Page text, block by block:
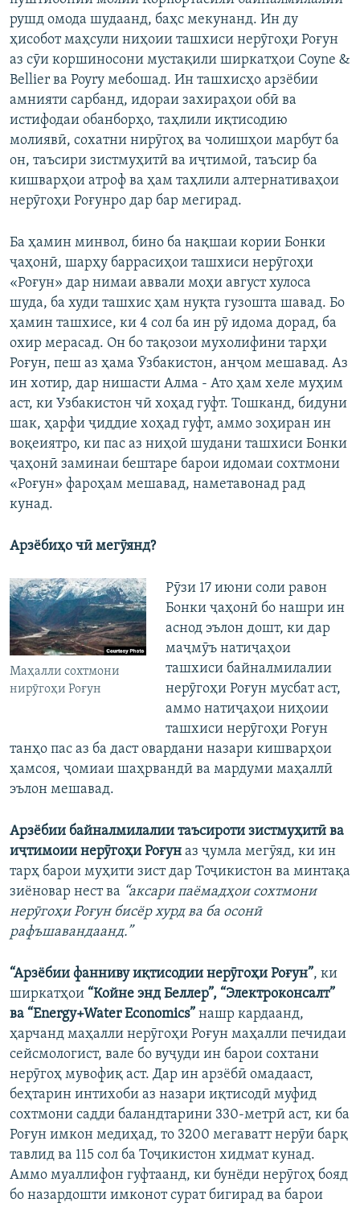
рушд омода шудаанд, баҳс мекунанд. Ин ду
ҳисобот маҳсули ниҳоии ташхиси нерӯгоҳи Роғун
аз сӯи коршиносони мустақили ширкатҳои Coyne &
Bellier ва Poyry мебошад. Ин ташхисҳо арзёбии
амнияти сарбанд, идораи захираҳои обӣ ва
истифодаи обанборҳо, таҳлили иқтисодию
молиявӣ, сохатни нирӯгоҳ ва чолишҳои марбут ба
он, таъсири зистмуҳитӣ ва иҷтимоӣ, таъсир ба
кишварҳои атроф ва ҳам таҳлили алтернативаҳои
нерӯгоҳи Роғунро дар бар мегирад.
Ба ҳамин минвол, бино ба нақшаи кории Бонки
ҷаҳонӣ, шарҳу баррасиҳои ташхиси нерӯгоҳи
«Роғун» дар нимаи аввали моҳи август хулоса
шуда, ба худи ташхис ҳам нуқта гузошта шавад. Бо
ҳамин ташхисе, ки 4 сол ба ин рӯ идома дорад, ба
охир мерасад. Он бо тақозои мухолифини тарҳи
Роғун, пеш аз ҳама Ӯзбакистон, анҷом мешавад. Аз
ин хотир, дар нишасти Алма - Ато ҳам хеле муҳим
аст, ки Узбакистон чӣ хоҳад гуфт. Тошканд, бидуни
шак, ҳарфи ҷиддие хоҳад гуфт, аммо зоҳиран ин
воқеиятро, ки пас аз ниҳоӣ шудани ташхиси Бонки
ҷаҳонӣ заминаи бештаре барои идомаи сохтмони
«Роғун» фароҳам мешавад, наметавонад рад
кунад.
Арзёбиҳо чӣ мегӯянд?
Маҳалли сохтмони
нирӯгоҳи Роғун
Рӯзи 17 июни соли равон
Бонки ҷаҳонӣ бо нашри ин
аснод эълон дошт, ки дар
маҷмӯъ натиҷаҳои
ташхиси байналмилалии
нерӯгоҳи Роғун мусбат аст,
аммо натиҷаҳои ниҳоии
ташхиси нерӯгоҳи Роғун
танҳо пас аз ба даст овардани назари кишварҳои
ҳамсоя, ҷомиаи шаҳрвандӣ ва мардуми маҳаллӣ
эълон мешавад.
Арзёбии байналмилалии таъсироти зистмуҳитӣ ва
иҷтимоии нерӯгоҳи Роғун аз ҷумла мегӯяд, ки ин
тарҳ барои муҳити зист дар Тоҷикистон ва минтақа
зиёновар нест ва “аксари паёмадҳои сохтмони
нерӯгоҳи Роғун бисёр хурд ва ба осонӣ
рафъшавандаанд.”
“Арзёбии фанниву иқтисодии нерӯгоҳи Роғун”, ки
ширкатҳои “Койне энд Беллер”, “Электроконсалт”
ва “Energy+Water Economics” нашр кардаанд,
ҳарчанд маҳалли нерӯгоҳи Роғун маҳалли печидаи
сейсмологист, вале бо вуҷуди ин барои сохтани
нерӯгоҳ мувофиқ аст. Дар ин арзёбӣ омадааст,
беҳтарин интихоби аз назари иқтисодӣ муфид
сохтмони садди баландтарини 330-метрӣ аст, ки ба
Роғун имкон медиҳад, то 3200 мегаватт нерӯи барқ
тавлид ва 115 сол ба Тоҷикистон хидмат кунад.
Аммо муаллифон гуфтаанд, ки бунёди нерӯгоҳ бояд
бо назардошти имконот сурат бигирад ва барои